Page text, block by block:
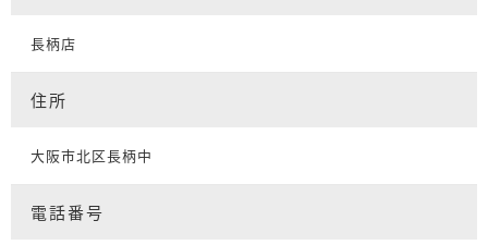
長柄店
住所
大阪市北区長柄中
電話番号